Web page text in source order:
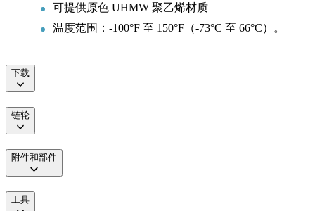
可提供原色 UHMW 聚乙烯材质
温度范围：-100°F 至 150°F（-73°C 至 66°C）。
下载
链轮
附件和部件
工具